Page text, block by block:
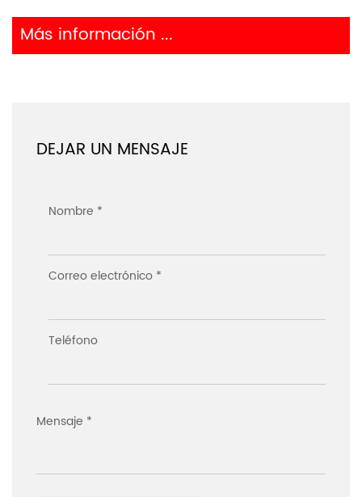
Más información ...
DEJAR UN MENSAJE
Nombre *
Correo electrónico *
Teléfono
Mensaje *